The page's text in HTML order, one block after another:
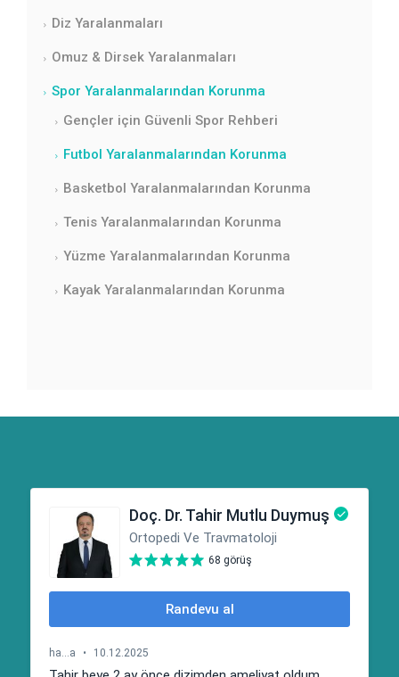
Diz Yaralanmaları
Omuz & Dirsek Yaralanmaları
Spor Yaralanmalarından Korunma
Gençler için Güvenli Spor Rehberi
Futbol Yaralanmalarından Korunma
Basketbol Yaralanmalarından Korunma
Tenis Yaralanmalarından Korunma
Yüzme Yaralanmalarından Korunma
Kayak Yaralanmalarından Korunma